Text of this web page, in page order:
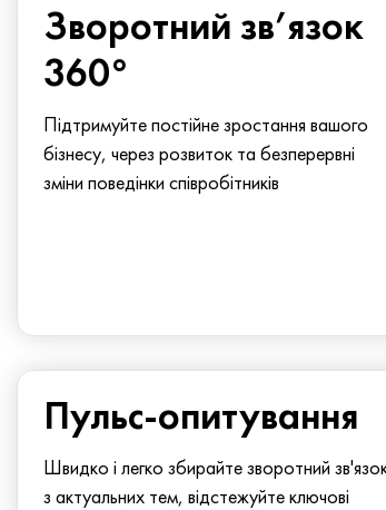
Зворотний зв’язок
360°
Підтримуйте постійне зростання вашого
бізнесу, через розвиток та безперервні
зміни поведінки співробітників
Пульс-опитування
Швидко і легко збирайте зворотний
з актуальних тем, відстежуйте ключові